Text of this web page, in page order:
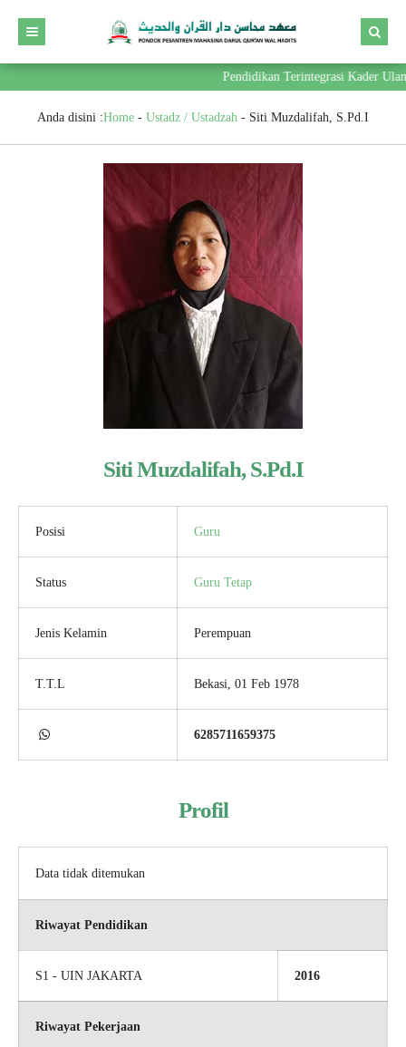
Pendidikan Terintegrasi Kader
Anda disini :Home - Ustadz / Ustadzah - Siti Muzdalifah, S.Pd.I
Siti Muzdalifah, S.Pd.I
Posisi Guru
Status Guru Tetap
Jenis Kelamin Perempuan
T.T.L Bekasi, 01 Feb 1978
6285711659375
Profil
Data tidak ditemukan
Riwayat Pendidikan
S1 - UIN JAKARTA 2016
Riwayat Pekerjaan